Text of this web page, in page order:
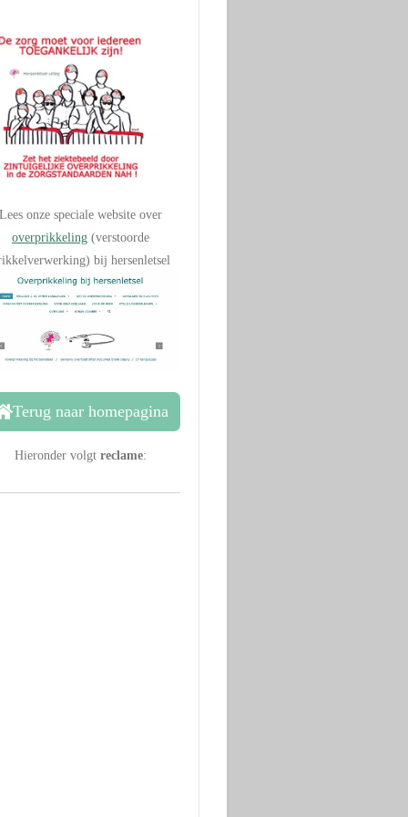
Lees onze speciale website over
overprikkeling (verstoorde
bij hersenletsel
Terug naar homepagina
Hieronder volgt reclame: